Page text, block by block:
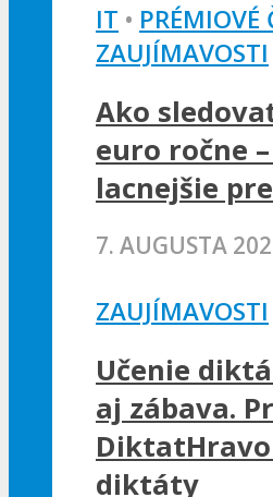
IT • PRÉMIOVÉ
ZAUJÍMAVOSTI
Ako
euro ročne
lacnejšie
7. AUGUSTA
ZAUJÍMAVOSTI
Učenie
aj zábava.
diktáty